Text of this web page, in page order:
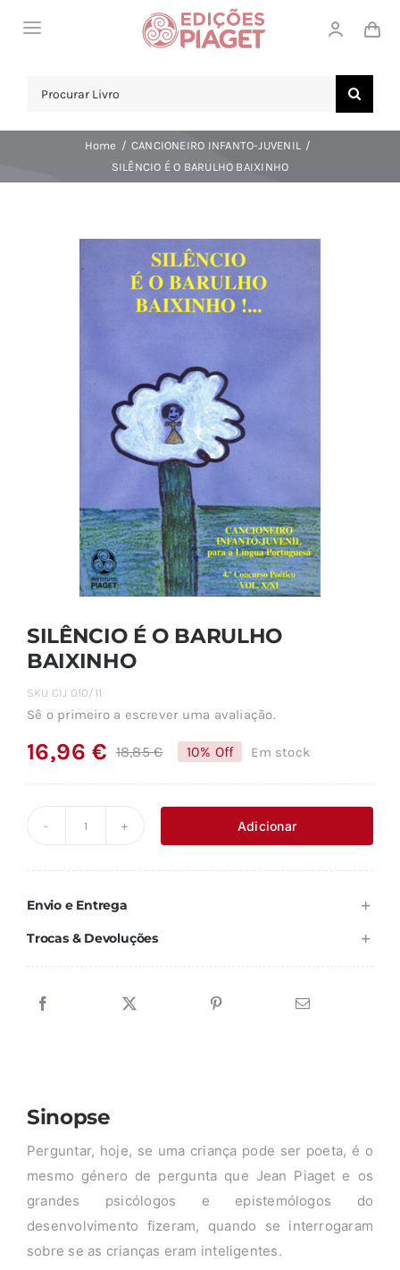
Toggle
COMPRAR!
Search
Home
CANCIONEIRO INFANTO-JUVENIL
SILÊNCIO É O BARULHO BAIXINHO
SILÊNCIO É O BARULHO
BAIXINHO
SKU CIJ 010/11
Sê o primeiro a escrever uma avaliação.
18,85€O
original
era:
16,96€
O
é:
10% Off Em stock
É
O
Adicionar
Envio e Entrega
Trocas & Devoluções
Sinopse
Perguntar, hoje, se uma criança pode ser poeta, é o
mesmo género de pergunta que Jean Piaget e os
grandes psicólogos e epistemólogos do
desenvolvimento fizeram, quando se interrogaram
sobre se as crianças eram inteligentes.